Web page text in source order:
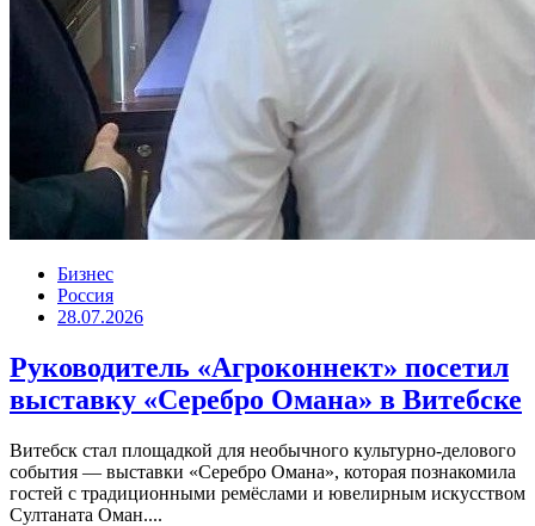
Бизнес
Россия
28.07.2026
Руководитель «Агроконнект» посетил
выставку «Серебро Омана» в Витебске
Витебск стал площадкой для необычного культурно-делового
события — выставки «Серебро Омана», которая познакомила
гостей с традиционными ремёслами и ювелирным искусством
Султаната Оман....